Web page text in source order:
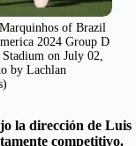
of Brazil
2024 Group D
on July 02,
by Lachlan
la dirección de Luis
competitivo.